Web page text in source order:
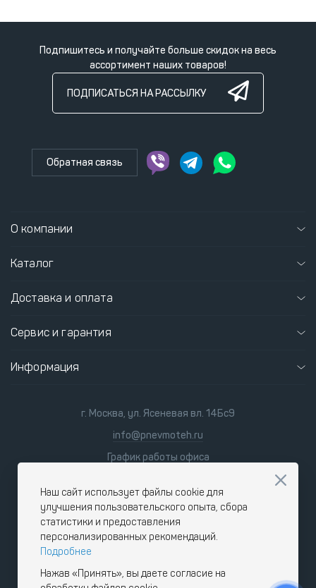
Подпишитесь и получайте больше скидок на весь
ассортимент наших товаров!
ПОДПИСАТЬСЯ НА РАССЫЛКУ
Обратная связь
О компании
Каталог
Доставка и оплата
Сервис и гарантия
Информация
г. Москва, ул. Ясеневая вл. 14Бс9
info@pnevmoteh.ru
График работы офиса
сб-вс 9:00 - 18:00
Наш сайт использует файлы cookie для
улучшения пользовательского опыта, сбора
статистики и предоставления
персонализированных рекомендаций.
Подробнее
Нажав «Принять», вы даете согласие на